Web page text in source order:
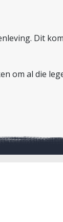
Dit
om al die